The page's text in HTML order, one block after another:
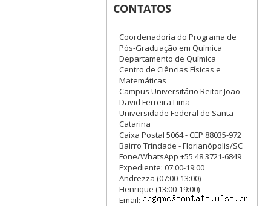
CONTATOS
Coordenadoria do Programa de
Pós-Graduação em Química
Departamento de Química
Centro de Ciências Físicas e
Matemáticas
Campus Universitário Reitor João
David Ferreira Lima
Universidade Federal de Santa
Catarina
Caixa Postal 5064 - CEP 88035-972
Bairro Trindade - Florianópolis/SC
Fone/WhatsApp +55 48 3721-6849
Expediente: 07:00-19:00
Andrezza (07:00-13:00)
Henrique (13:00-19:00)
Email: